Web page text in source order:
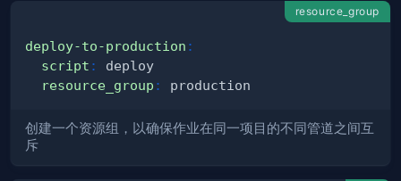
resource_group
deploy-to-production :
script :
resource_group :
创建一个资源组，以确保作业在同一项目的不同管道之间互
斥